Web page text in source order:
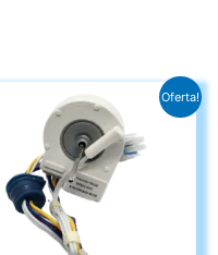
Oferta!